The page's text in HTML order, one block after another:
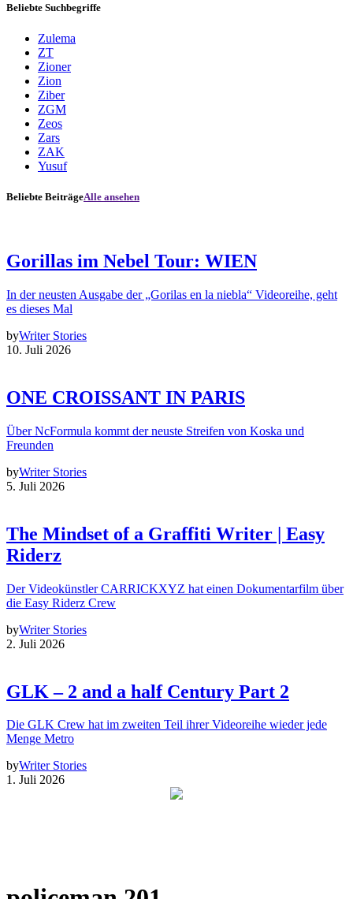
Beliebte Suchbegriffe
Zulema
ZT
Zioner
Zion
Ziber
ZGM
Zeos
Zars
ZAK
Yusuf
Beliebte BeiträgeAlle ansehen
Gorillas im Nebel Tour: WIEN
In der neusten Ausgabe der „Gorilas en la niebla“ Videoreihe, geht
es dieses Mal
byWriter Stories
10. Juli 2026
ONE CROISSANT IN PARIS
Über NcFormula kommt der neuste Streifen von Koska und
Freunden
byWriter Stories
5. Juli 2026
The Mindset of a Graffiti Writer | Easy
Riderz
Der Videokünstler CARRICKXYZ hat einen Dokumentarfilm über
die Easy Riderz Crew
byWriter Stories
2. Juli 2026
GLK – 2 and a half Century Part 2
Die GLK Crew hat im zweiten Teil ihrer Videoreihe wieder jede
Menge Metro
byWriter Stories
1. Juli 2026